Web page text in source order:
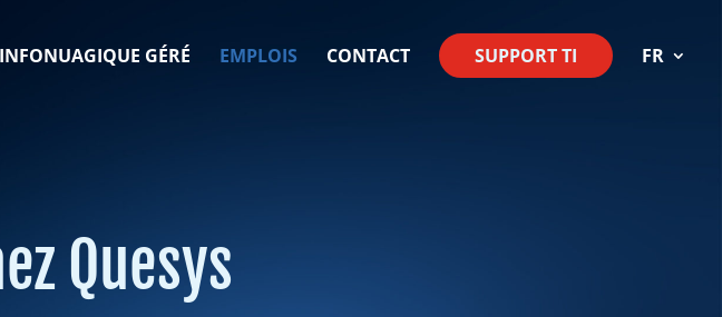
INFONUAGIQUE GÉRÉ EMPLOIS CONTACT SUPPORT TI FR
Quesys